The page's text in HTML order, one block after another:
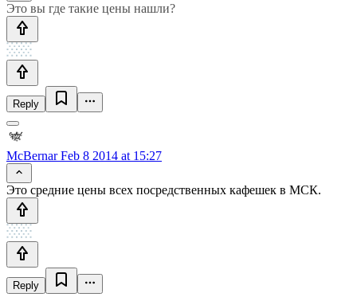
Это вы где такие цены нашли?
Reply
McBernarFeb 8 2014 at 15:27
Это средние цены всех посредственных кафешек в МСК.
Reply